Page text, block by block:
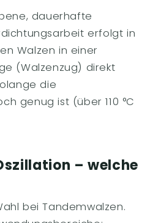
dauerhafte
erfolgt in
Walzen in einer
(Walzenzug) direkt
die
genug ist (über 110 °C
– welche
bei Tandemwalzen.